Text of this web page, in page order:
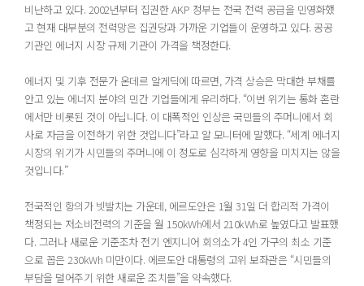
비난하고 있다. 2002년부터 집권한 AKP 정부는 전국 전력 공급을 민영화했
고 현재 대부분의 전력망은 집권당과 가까운 기업들이 운영하고 있다. 공공
기관인 에너지 시장 규제 기관이 가격을 책정한다.
에너지 및 기후 전문가 온데르 알게딕에 따르면, 가격 상승은 막대한 부채를
안고 있는 에너지 분야의 민간 기업들에게 유리하다. “이번 위기는 통화 혼란
에서만 비롯된 것이 아닙니다. 이 대폭적인 인상은 국민들의 주머니에서 회
사로 자금을 이전하기 위한 것입니다”라고 알 모니터에 말했다. “세계 에너지
시장의 위기가 시민들의 주머니에 이 정도로 심각하게 영향을 미치지는 않을
것입니다.”
전국적인 항의가 빗발치는 가운데, 에르도안은 1월 31일 더 합리적 가격이
책정되는 저소비전력의 기준을 월 150kWh에서 210kWh로 높였다고 발표했
다. 그러나 새로운 기준조차 전기 엔지니어 회의소가 4인 가구의 최소 기준
으로 꼽은 230kWh 미만이다. 에르도안 대통령의 고위 보좌관은 “시민들의
부담을 덜어주기 위한 새로운 조치들”을 약속했다.